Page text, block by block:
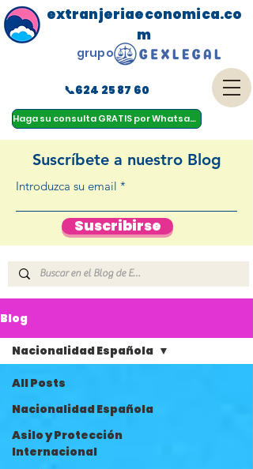
Haga su consulta GRATIS por Whatsapp
menu
extranjeriaeconomica.co
m
📞624 25 87 60
grupo
Suscríbete a nuestro Blog
Introduzca su email
Suscribirse
Blog
All Posts
Nacionalidad Española
Asilo y Protección
Internacional
Nacionalidad Española